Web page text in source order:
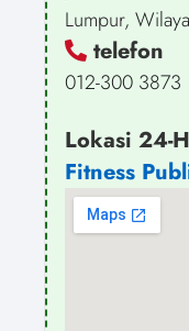
Lumpur,
telefon
012-300 3873
Lokasi 24-
Fitness